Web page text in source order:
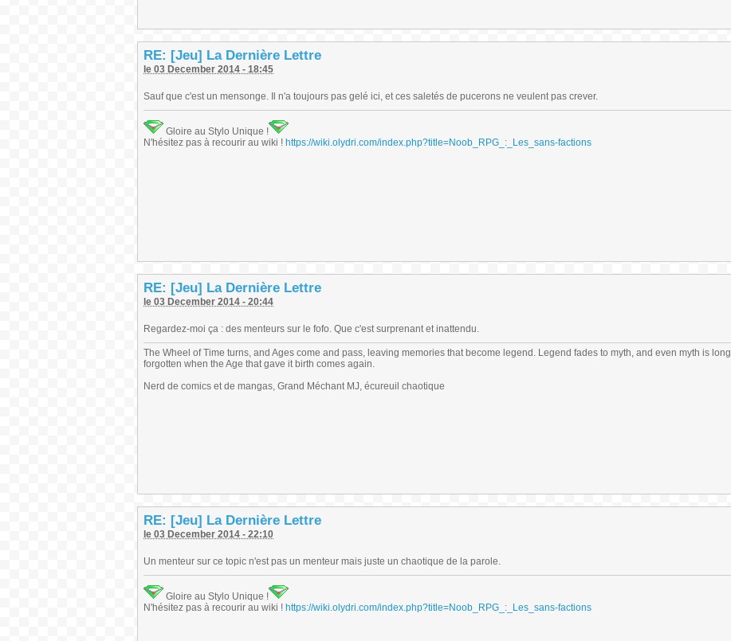
RE: [Jeu] La Dernière Lettre
le 03 December 2014 - 18:45
Sauf que c'est un mensonge. Il n'a toujours pas gelé ici, et ces saletés de pucerons ne veulent pas crever.
Gloire au Stylo Unique !
N'hésitez pas à recourir au wiki ! https://wiki.olydri.com/index.php?title=Noob_RPG_:_Les_sans-factions
RE: [Jeu] La Dernière Lettre
le 03 December 2014 - 20:44
Regardez-moi ça : des menteurs sur le fofo. Que c'est surprenant et inattendu.
The Wheel of Time turns, and Ages come and pass, leaving memories that become legend. Legend fades to myth, and even myth is long
forgotten when the Age that gave it birth comes again.
Nerd de comics et de mangas, Grand Méchant MJ, écureuil chaotique
RE: [Jeu] La Dernière Lettre
le 03 December 2014 - 22:10
Un menteur sur ce topic n'est pas un menteur mais juste un chaotique de la parole.
Gloire au Stylo Unique !
N'hésitez pas à recourir au wiki ! https://wiki.olydri.com/index.php?title=Noob_RPG_:_Les_sans-factions